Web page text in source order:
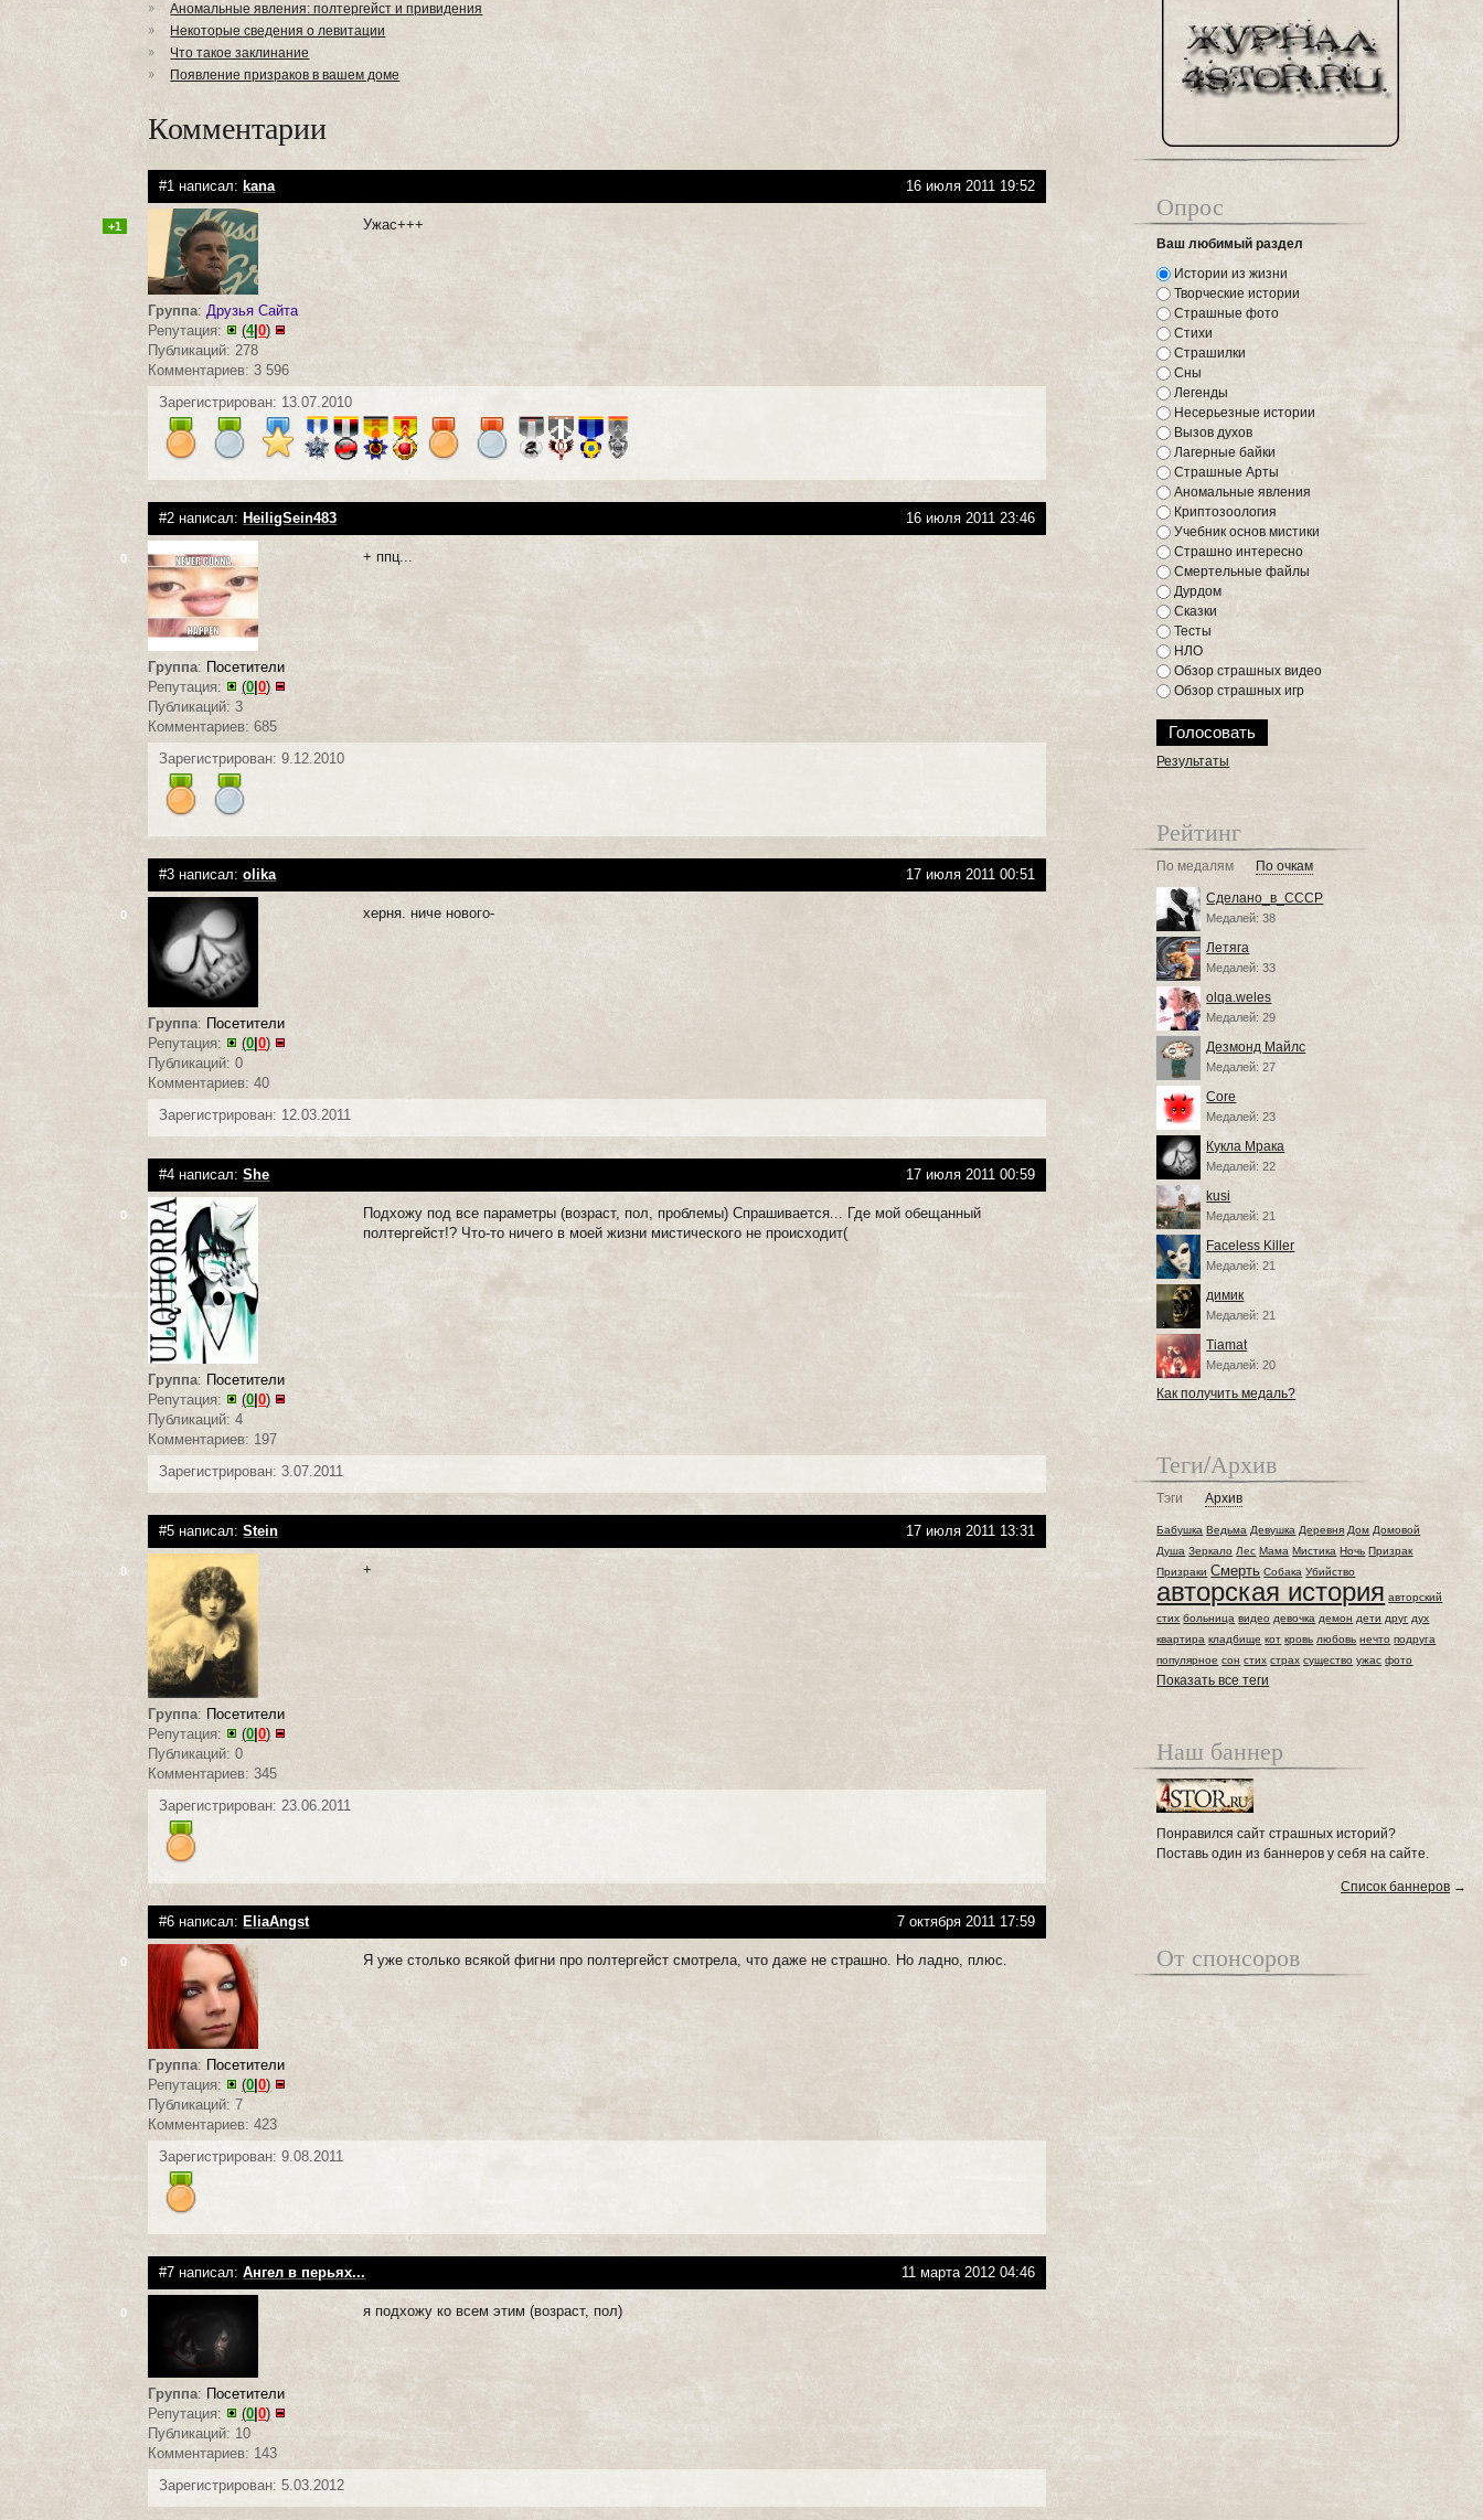
Аномальные явления: полтергейст и привидения
Некоторые сведения о левитации
Что такое заклинание
Появление призраков в вашем доме
Комментарии
#1 написал: kana 16 июля 2011 19:52
+1
Группа:Друзья Сайта
Репутация:
(4|0)
Публикаций: 278
Комментариев: 3 596
Ужас+++
Зарегистрирован: 13.07.2010
#2 написал: HeiligSein483 16 июля 2011 23:46
0
Группа: Посетители
Репутация:
(0 |0)
Публикаций: 3
Комментариев: 685
+ ппц...
Зарегистрирован: 9.12.2010
#3 написал:olika 17 июля 2011 00:51
0
Группа: Посетители
Репутация:
(0 |0)
Публикаций: 0
Комментариев: 40
херня. ниче нового-
Зарегистрирован: 12.03.2011
#4 написал:She 17 июля 2011 00:59
0
Группа: Посетители
Репутация:
(0|0)
Публикаций: 4
Комментариев: 197
Подхожу под все параметры (возраст, пол, проблемы) Спрашивается... Где мой обещанный
полтергейст!? Что-то ничего в моей жизни мистического не происходит(
Зарегистрирован: 3.07.2011
#5 написал:Stein 17 июля 2011 13:31
0
Группа: Посетители
Репутация:
(0 |0)
Публикаций: 0
Комментариев: 345
+
Зарегистрирован: 23.06.2011
#6 написал: EliaAngst 7 октября 2011 17:59
0
Группа: Посетители
Репутация:
(0 |0)
Публикаций: 7
Комментариев: 423
Я уже столько всякой фигни про полтергейст смотрела, что даже не страшно. Но ладно, плюс.
Зарегистрирован: 9.08.2011
#7 написал:Ангел в перьях... 11 марта 2012 04:46
0
Группа: Посетители
Репутация:
(0 |0)
Публикаций: 10
Комментариев: 143
я подхожу ко всем этим (возраст, пол)
Зарегистрирован: 5.03.2012
Опрос
Ваш любимый раздел
Истории из жизни
Творческие истории
Страшные фото
Стихи
Страшилки
Сны
Легенды
Несерьезные истории
Вызов духов
Лагерные байки
Страшные Арты
Аномальные явления
Криптозоология
Учебник основ мистики
Страшно интересно
Смертельные файлы
Дурдом
Сказки
Тесты
НЛО
Обзор страшных видео
Обзор страшных игр
Результаты
Рейтинг
По медалям По очкам
Сделано_в_СССР
Медалей: 38
Летяга
Медалей: 33
olqa.weles
Медалей: 29
Дезмонд Майлс
Медалей: 27
Core
Медалей: 23
Кукла Мрака
Медалей: 22
kusi
Медалей: 21
Faceless Killer
Медалей: 21
димик
Медалей: 21
Tiamat
Медалей: 20
Как получить медаль?
Теги/Архив
Тэги Архив
Бабушка Ведьма Девушка Деревня Дом Домовой
Душа Зеркало Лес Мама Мистика Ночь Призрак
Призраки Смерть Собака Убийство
авторская история авторский
стих больница видео девочка демон дети друг дух
квартира кладбище кот кровь любовь нечто подруга
популярное сон стих страх существо ужас фото
Показать все теги
Наш баннер
Понравился сайт страшных историй?
Поставь один из баннеров у себя на сайте.
Список баннеров →
От спонсоров